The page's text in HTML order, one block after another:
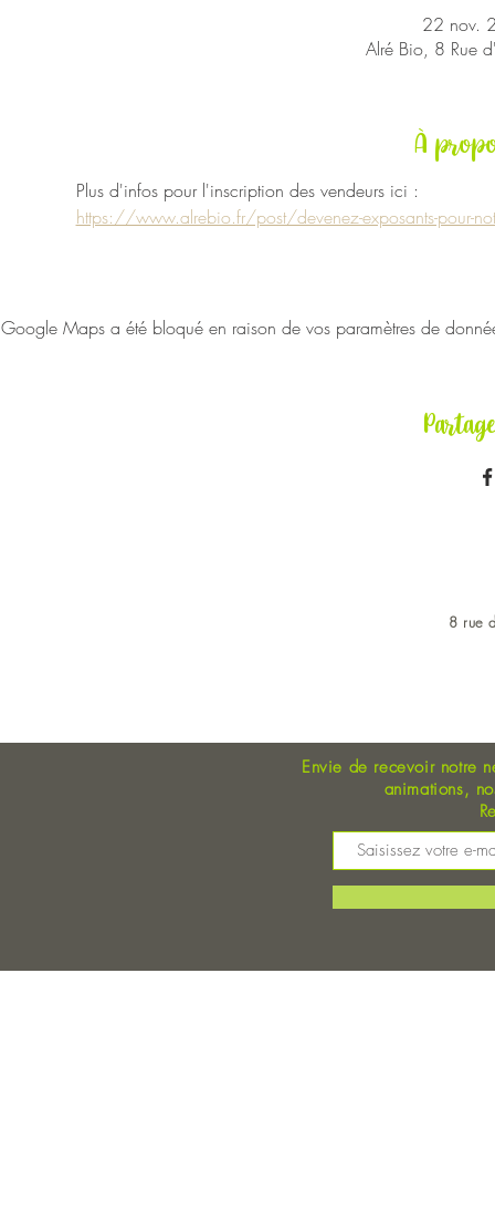
22 nov.
Alré Bio, 8 Rue
À
Plus d'infos pour l'inscription des vendeurs ici :
https://www.alrebio.fr/post/devenez-exposants-pour-
Google Maps a été bloqué en raison de vos paramètres de
8 rue
Envie de recevoir notre
animations,